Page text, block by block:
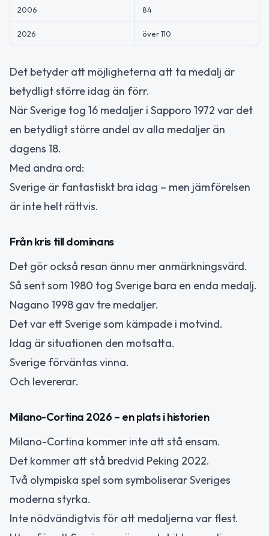
2006 84
2026 över 110
Det betyder att möjligheterna att ta medalj är
betydligt större idag än förr.
När Sverige tog 16 medaljer i Sapporo 1972 var det
en betydligt större andel av alla medaljer än
dagens 18.
Med andra ord:
Sverige är fantastiskt bra idag – men jämförelsen
är inte helt rättvis.
Från kris till dominans
Det gör också resan ännu mer anmärkningsvärd.
Så sent som 1980 tog Sverige bara en enda medalj.
Nagano 1998 gav tre medaljer.
Det var ett Sverige som kämpade i motvind.
Idag är situationen den motsatta.
Sverige förväntas vinna.
Och levererar.
Milano-Cortina 2026 – en plats i historien
Milano-Cortina kommer inte att stå ensam.
Det kommer att stå bredvid Peking 2022.
Två olympiska spel som symboliserar Sveriges
moderna styrka.
Inte nödvändigtvis för att medaljerna var flest.